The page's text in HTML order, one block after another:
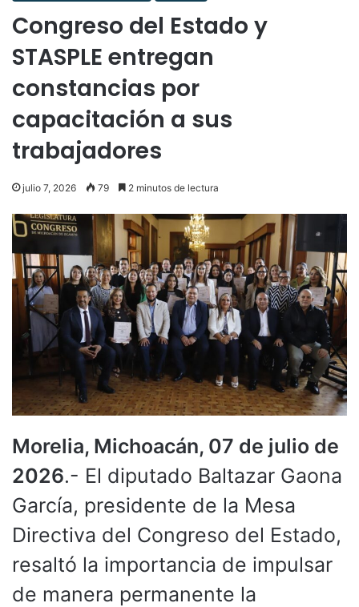
Congreso del Estado y
STASPLE entregan
constancias por
capacitación a sus
trabajadores
julio 7, 2026 79 2 minutos de lectura
Morelia, Michoacán, 07 de julio de
2026.- El diputado Baltazar Gaona
García, presidente de la Mesa
Directiva del Congreso del Estado,
resaltó la importancia de impulsar
de manera permanente la